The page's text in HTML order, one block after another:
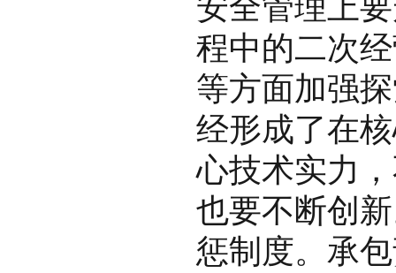
安全管理上
程中的二次
等方面加强
经形成了在
心技术实力
也要不断创
惩制度。承